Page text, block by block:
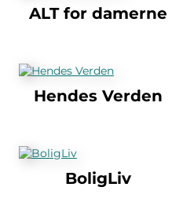
ALT for damerne
Hendes Verden
BoligLiv